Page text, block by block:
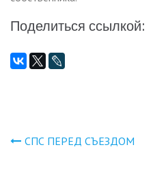
Поделиться ссылкой:
Навигация
СПС ПЕРЕД СЪЕЗДОМ